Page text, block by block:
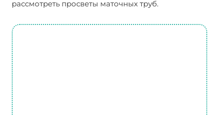
рассмотреть просветы маточных труб.